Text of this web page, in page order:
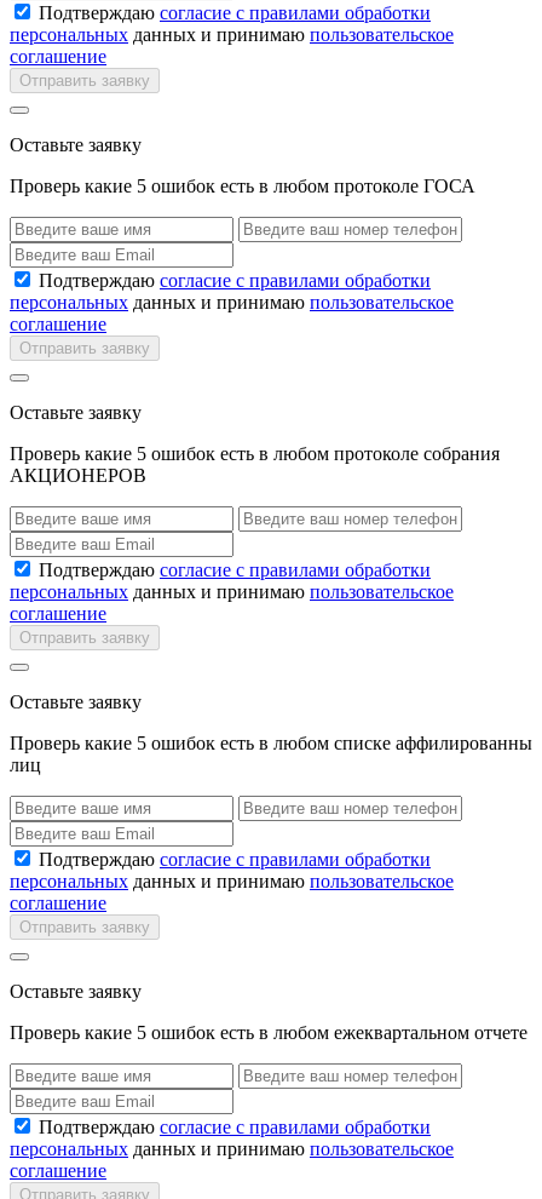
Подтверждаю согласие с правилами обработки
персональных данных и принимаю пользовательское
соглашение
Отправить заявку
Оставьте заявку
Проверь какие 5 ошибок есть в любом протоколе ГОСА
Подтверждаю согласие с правилами обработки
персональных данных и принимаю пользовательское
соглашение
Отправить заявку
Оставьте заявку
Проверь какие 5 ошибок есть в любом протоколе собрания
АКЦИОНЕРОВ
Подтверждаю согласие с правилами обработки
персональных данных и принимаю пользовательское
соглашение
Отправить заявку
Оставьте заявку
Проверь какие 5 ошибок есть в любом списке аффилированны
лиц
Подтверждаю согласие с правилами обработки
персональных данных и принимаю пользовательское
соглашение
Отправить заявку
Оставьте заявку
Проверь какие 5 ошибок есть в любом ежеквартальном отчете
Подтверждаю согласие с правилами обработки
персональных данных и принимаю пользовательское
соглашение
Отправить заявку